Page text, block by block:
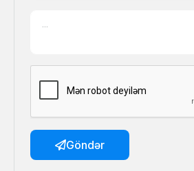
Göndər